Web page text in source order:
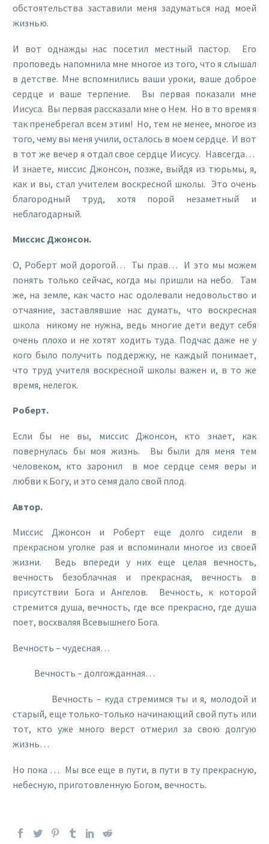
обстоятельства заставили меня задуматься над моей
жизнью.
И вот однажды нас посетил местный пастор. Его
проповедь напомнила мне многое из того, что я слышал
в детстве. Мне вспомнились ваши уроки, ваше доброе
сердце и ваше терпение. Вы первая показали мне
Иисуса. Вы первая рассказали мне о Нем. Но в то время я
так пренебрегал всем этим! Но, тем не менее, многое из
того, чему вы меня учили, осталось в моем сердце. И вот
в тот же вечер я отдал свое сердце Иисусу. Навсегда…
И знаете, миссис Джонсон, позже, выйдя из тюрьмы, я,
как и вы, стал учителем воскресной школы. Это очень
благородный труд, хотя порой незаметный и
неблагодарный.
Миссис Джонсон.
О, Роберт мой дорогой… Ты прав… И это мы можем
понять только сейчас, когда мы пришли на небо. Там
же, на земле, как часто нас одолевали недовольство и
отчаяние, заставлявшие нас думать, что воскресная
школа никому не нужна, ведь многие дети ведут себя
очень плохо и не хотят ходить туда. Подчас даже не у
кого было получить поддержку, не каждый понимает,
что труд учителя воскресной школы важен и, в то же
время, нелегок.
Роберт.
Если бы не вы, миссис Джонсон, кто знает, как
повернулась бы моя жизнь. Вы были для меня тем
человеком, кто заронил в мое сердце семя веры и
любви к Богу, и это семя дало свой плод.
Автор.
Миссис Джонсон и Роберт еще долго сидели в
прекрасном уголке рая и вспоминали многое из своей
жизни. Ведь впереди у них еще целая вечность,
вечность безоблачная и прекрасная, вечность в
присутствии Бога и Ангелов. Вечность, к которой
стремится душа, вечность, где все прекрасно, где душа
поет, восхваляя Всевышнего Бога.
Вечность – чудесная…
Вечность – долгожданная…
Вечность – куда стремимся ты и я, молодой и
старый, еще только-только начинающий свой путь или
тот, кто уже много верст отмерил за свою долгую
жизнь…
Но пока … Мы все еще в пути, в пути в ту прекрасную,
небесную, приготовленную Богом, вечность.